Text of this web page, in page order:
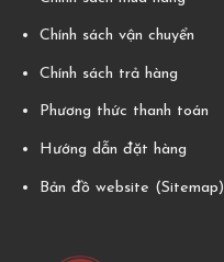
Chính sách vận chuyển
Chính sách trả hàng
Phương thức thanh toán
Hướng dẫn đặt hàng
Bản đồ website (Sitemap)